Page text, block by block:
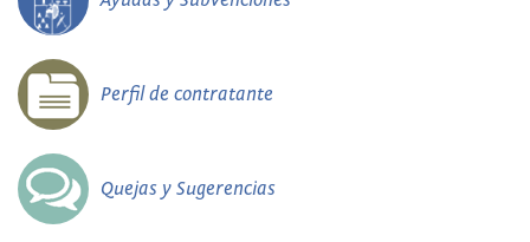
Perfil de contratante
Quejas y Sugerencias